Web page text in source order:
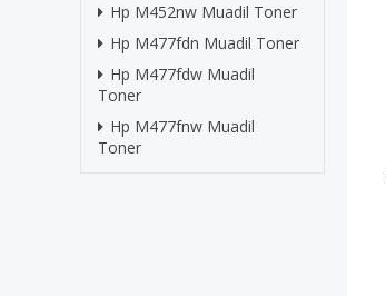
Hp M452nw Muadil Toner
Hp M477fdn Muadil Toner
Hp M477fdw Muadil
Toner
Hp M477fnw Muadil
Toner